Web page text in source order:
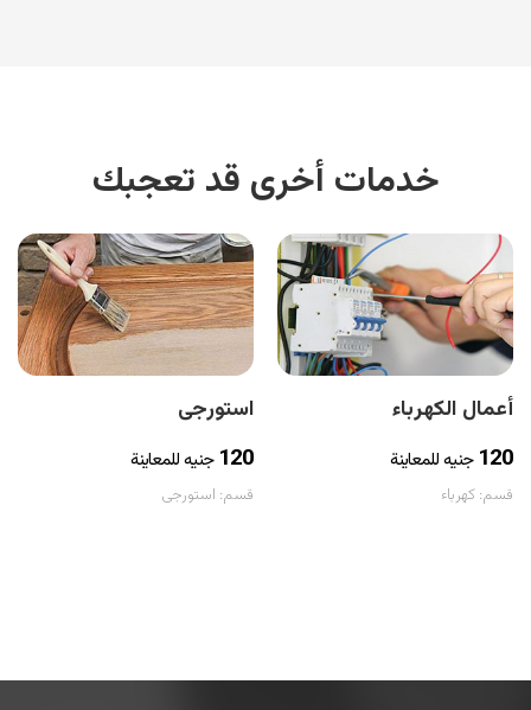
خدمات أخرى قد تعجبك
أعمال الكهرباء
120 جنيه للمعاينة
قسم: كهرباء
استورجى
120 جنيه للمعاينة
قسم: استورجى